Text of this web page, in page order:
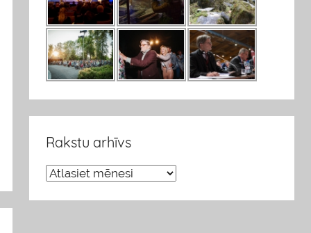
Rakstu arhīvs
R